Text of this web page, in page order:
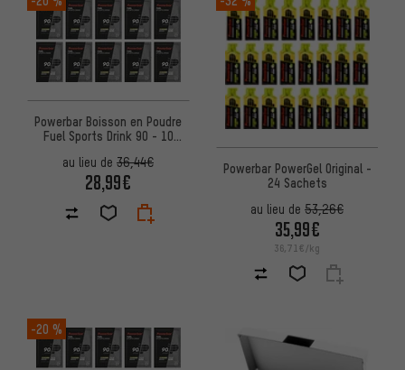
Powerbar Boisson en Poudre
Fuel Sports Drink 90 - 10
au lieu de 36,44€
28,99€
Powerbar PowerGel Original -
24 Sachets
au lieu de 53,26€
35,99€
36,71€/kg
-20 %